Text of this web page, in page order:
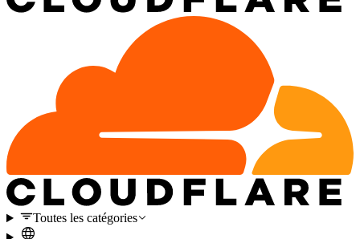
Toutes les catégories